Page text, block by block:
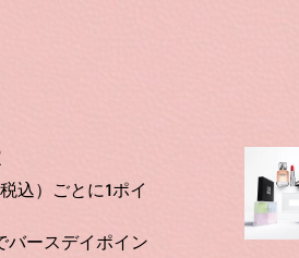
込）ごとに1ポイ
バースデイポイン